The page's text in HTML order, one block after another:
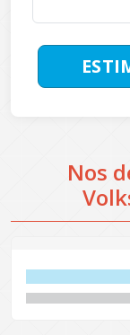
Nos